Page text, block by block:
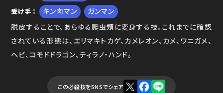
受け手 キン肉マン
ガンマン
脱皮することで、あらゆる爬虫類に変身する技。これまでに確認
されている形態は、エリマキトカゲ、カメレオン、カメ、ワニガメ、
ヘビ、コモドドラゴン、ティラノ・ハンド。
この必殺技をSNSでシェア